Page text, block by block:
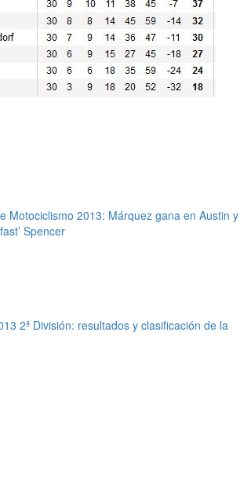
Motociclismo 2013: Márquez gana en Austin y
Spencer
2ª División: resultados y clasificación de la